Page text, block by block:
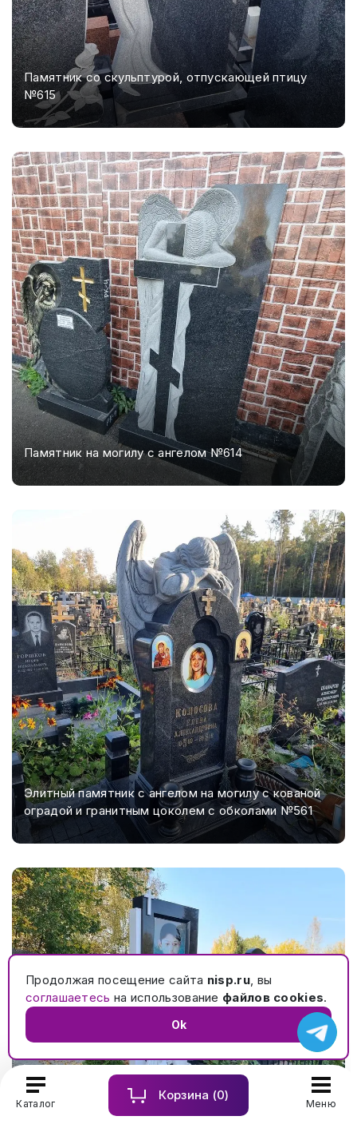
Каталог
Корзина (0)
Меню
Памятник со скульптурой, отпускающей птицу
№615
Памятник на могилу с ангелом №614
Элитный памятник с ангелом на могилу с кованой
оградой и гранитным цоколем с обколами №561
Продолжая посещение сайта nisp.ru, вы
соглашаетесь на использование файлов cookies.
Ok